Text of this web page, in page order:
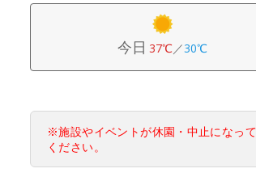
今日 37℃／30℃
※施設やイベントが休園・中止になっ
ください。